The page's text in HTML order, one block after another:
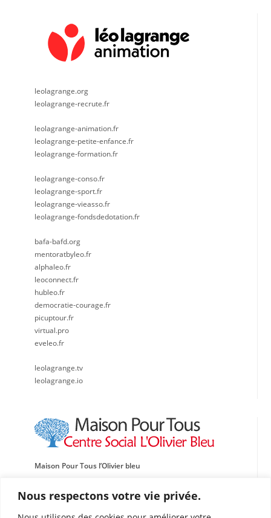
Nous respectons votre vie privée.
leolagrange.org
leolagrange-recrute.fr
leolagrange-animation.fr
leolagrange-petite-enfance.fr
leolagrange-formation.fr
leolagrange-conso.fr
leolagrange-sport.fr
leolagrange-vieasso.fr
leolagrange-fondsdedotation.fr
bafa-bafd.org
mentoratbyleo.fr
alphaleo.fr
leoconnect.fr
hubleo.fr
democratie-courage.fr
picuptour.fr
virtual.pro
eveleo.fr
leolagrange.tv
leolagrange.io
Maison Pour Tous l’Olivier bleu
Centre social, Sportif et Culturel Léo Lagrange Méditerranée
Traverse de l’École de l’Oasis